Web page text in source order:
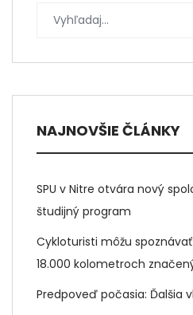
NAJNOVŠIE ČLÁNKY
SPU v Nitre otvára nový
študijný program
Cykloturisti môžu
18.000 kolometroch
Predpoveď počasia: Ďalšia